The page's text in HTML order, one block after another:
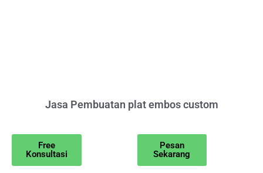
Jasa Pembuatan plat embos custom
Free
Konsultasi
Pesan
Sekarang